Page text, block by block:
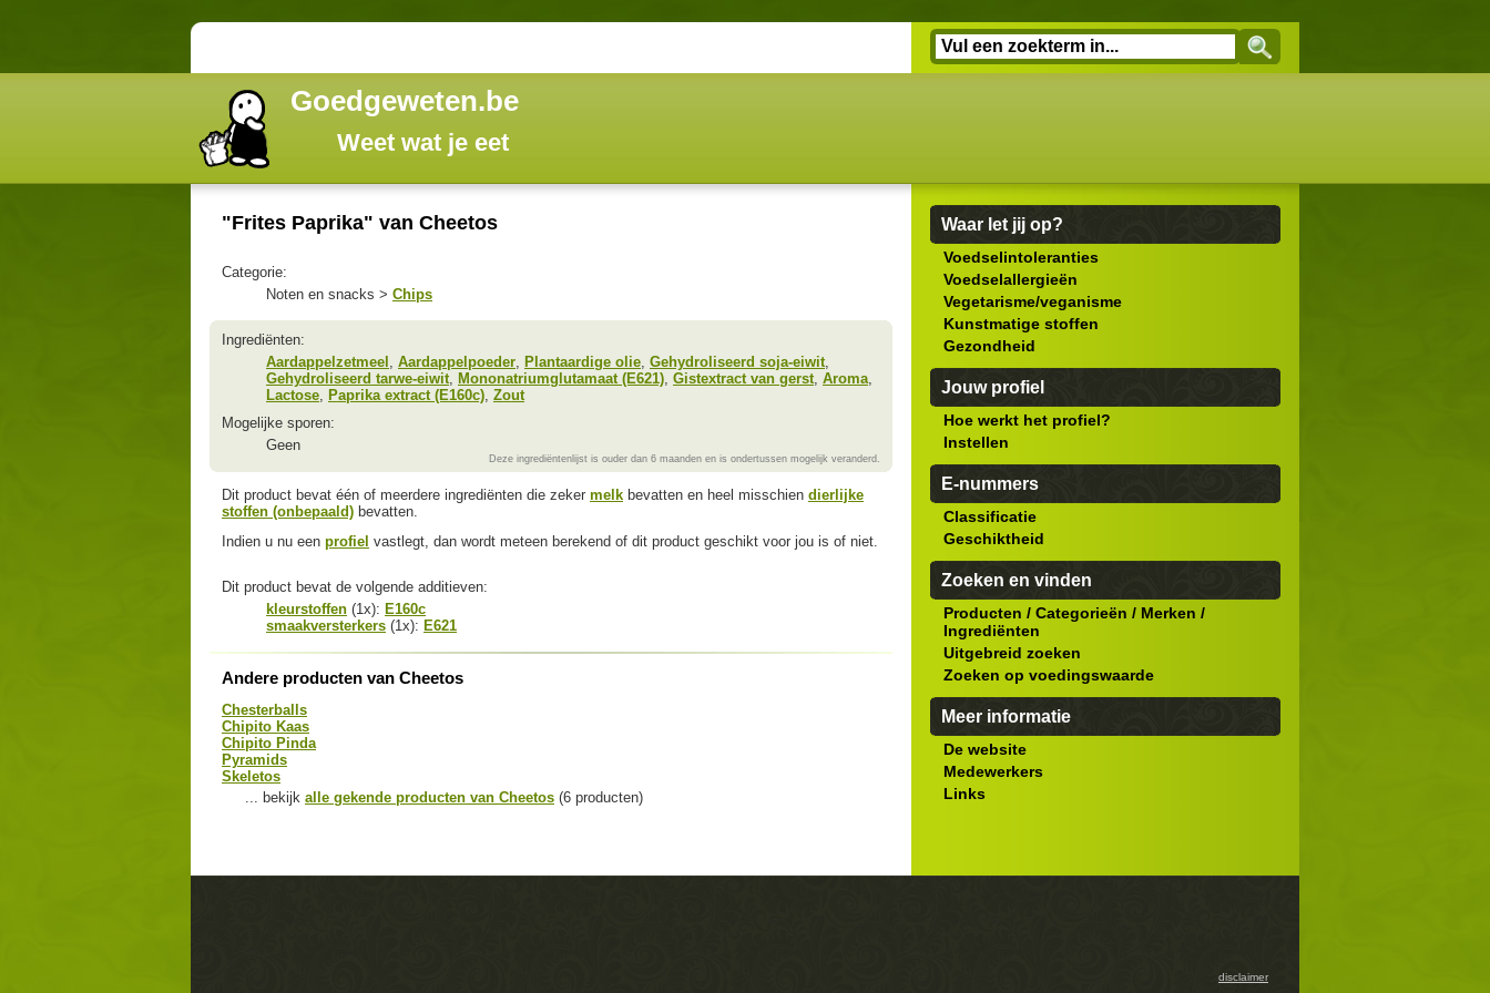
Goedgeweten.be
Weet wat je eet
"Frites Paprika" van Cheetos
Categorie:
Noten en snacks > Chips
Ingrediënten:
Aardappelzetmeel
Aardappelpoeder Plantaardige olie Gehydroliseerd soja-eiwit
Gehydroliseerd tarwe-eiwit
Mononatriumglutamaat (E621) Gistextract van gerst Aroma
Lactose
Paprika extract (E160c) Zout
Mogelijke sporen:
Geen
Deze ingrediëntenlijst is ouder dan 6 maanden en is ondertussen mogelijk veranderd.
Dit product bevat één of meerdere ingrediënten die zeker melk bevatten en heel misschien dierlijke
stoffen (onbepaald) bevatten.
Indien u nu een profiel vastlegt, dan wordt meteen berekend of dit product geschikt voor jou is of niet.
Dit product bevat de volgende additieven:
kleurstoffen (1x): E160c
smaakversterkers (1x): E621
Andere producten van Cheetos
Chesterballs
Chipito Kaas
Chipito Pinda
Pyramids
Skeletos
... bekijk alle gekende producten van Cheetos (6 producten)
Waar let jij op?
Voedselintoleranties
Voedselallergieën
Vegetarisme/veganisme
Kunstmatige stoffen
Gezondheid
Jouw profiel
Hoe werkt het profiel?
Instellen
E-nummers
Classificatie
Geschiktheid
Zoeken en vinden
Producten / Categorieën / Merken /
Ingrediënten
Uitgebreid zoeken
Zoeken op voedingswaarde
Meer informatie
De website
Medewerkers
Links
disclaimer